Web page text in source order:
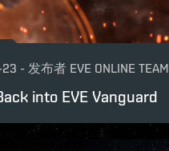
- 发布者 EVE ONLINE TEAM
into EVE Vanguard